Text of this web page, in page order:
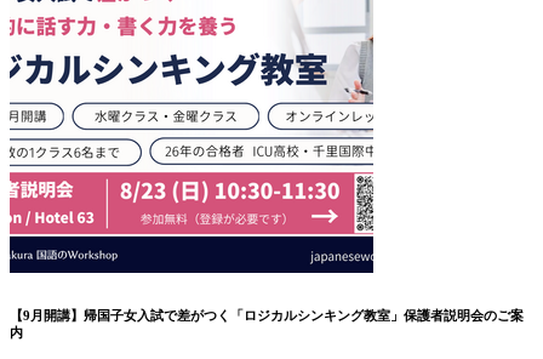
【9月開講】帰国子女入試で差がつく「ロジカルシンキング教室」保護者説明会のご案
内